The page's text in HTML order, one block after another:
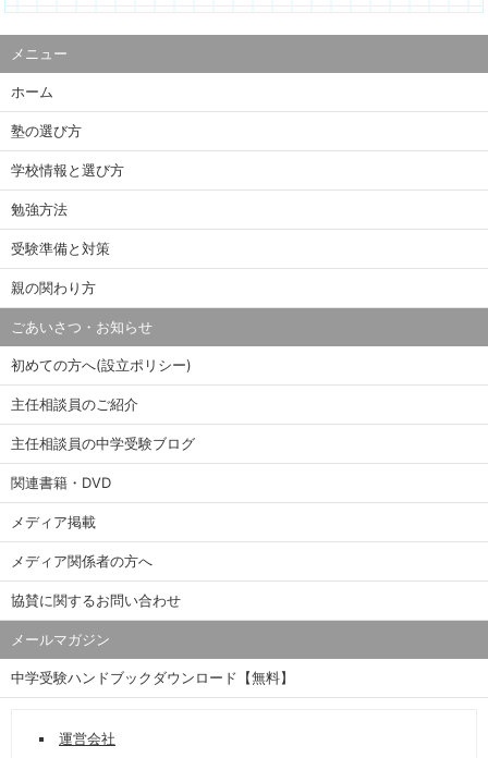
メニュー
ホーム
塾の選び方
学校情報と選び方
勉強方法
受験準備と対策
親の関わり方
ごあいさつ・お知らせ
初めての方へ(設立ポリシー)
主任相談員のご紹介
主任相談員の中学受験ブログ
関連書籍・DVD
メディア掲載
メディア関係者の方へ
協賛に関するお問い合わせ
メールマガジン
中学受験ハンドブックダウンロード【無料】
運営会社